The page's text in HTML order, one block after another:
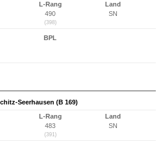
L-Rang
490
(398)
Land
SN
BPL
Seerhausen (B 169)
L-Rang
483
(391)
Land
SN